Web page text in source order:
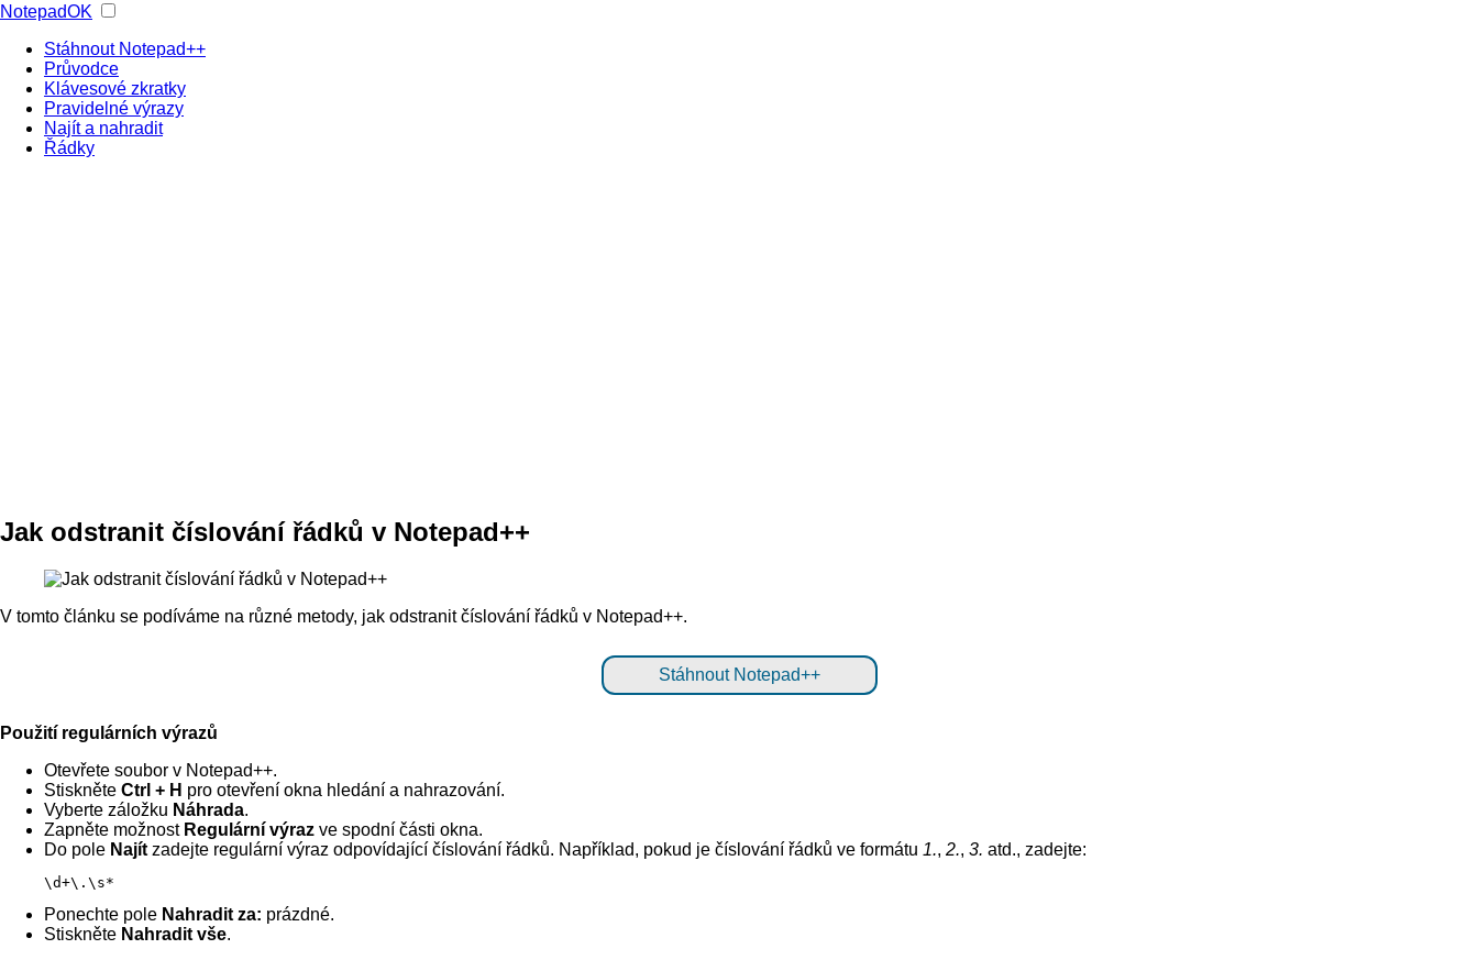
NotepadOK
Stáhnout Notepad++
Průvodce
Klávesové zkratky
Pravidelné výrazy
Najít a nahradit
Řádky
Jak odstranit číslování řádků v Notepad++
V tomto článku se podíváme na různé metody, jak odstranit číslování řádků v Notepad++.
Stáhnout Notepad++
Použití regulárních výrazů
Otevřete soubor v Notepad++.
Stiskněte Ctrl + H pro otevření okna hledání a nahrazování.
Vyberte záložku Náhrada.
Zapněte možnost Regulární výraz ve spodní části okna.
Do pole Najít zadejte regulární výraz odpovídající číslování řádků. Například, pokud je číslování řádků ve formátu 1., 2., 3. atd., zadejte:
\d+\.\s*
Ponechte pole Nahradit za: prázdné.
Stiskněte Nahradit vše.